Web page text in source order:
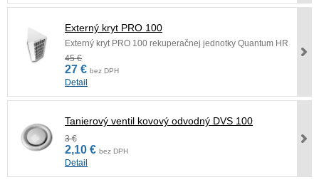
Externý kryt PRO 100
Externý kryt PRO 100 rekuperačnej jednotky Quantum HR
45 €
27 € bez DPH
Detail
Tanierový ventil kovový odvodný DVS 100
3 €
2,10 € bez DPH
Detail